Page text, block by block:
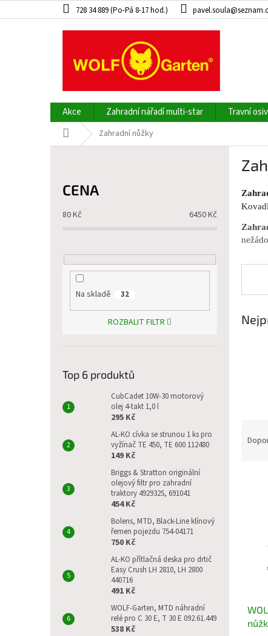
na
728 34 889 (Po-Pá 8-17 hod.)
Akce Zahradní nářadí multi-star Travní
Domů Zahradní nůžky
CENA
80Kč 6450Kč
Na skladě 32
ROZBALIT FILTR
Top 6 produktů
CubCadet 10W-30 motorový
olej 4-takt 1,0 l
295 Kč
AL-KO cívka se strunou 1 ks pro
vyžínač TE 450, TE 600 112480
149 Kč
Briggs & Stratton originální
olejový filtr pro zahradní
traktory 492932S, 691041
454 Kč
Bolens, MTD, Black-Line klínový
řemen pojezdu 754-04171
750 Kč
AL-KO přítlačná deska pro drtič
Easy Crush LH 2810, LH 2800
440716
491 Kč
WOLF-Garten, MTD náhradní
relé pro C 30 E, T 30 E 092.61.449
538 Kč